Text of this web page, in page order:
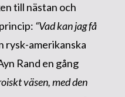
till nästan och
“Vad kan jag få
rysk-amerikanska
Rand en gång
väsen, med den